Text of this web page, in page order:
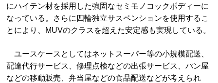
にハイテン材を採用した強固なセミモノコックボディーに
なっている。さらに四輪独立サスペンションを使用するこ
とにより、MUVのクラスを超えた安定感も実現している。
ユースケースとしてはネットスーパー等の小規模配送、
配達代行サービス、修理点検などの出張サービス、パン屋
などの移動販売、弁当屋などの食品配送などが考えられ